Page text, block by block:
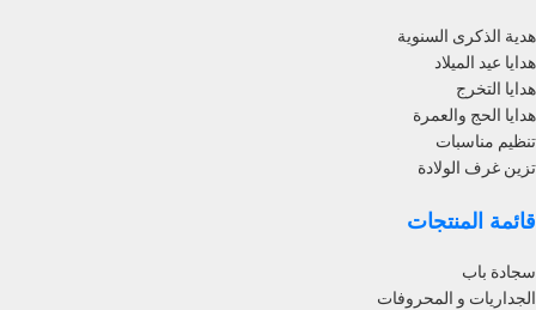
هدية الذكرى السنوية
هدايا عيد الميلاد
هدايا التخرج
هدايا الحج والعمرة
تنظيم مناسبات
تزين غرف الولادة
قائمة المنتجات
سجادة باب
الجداريات و المحروفات